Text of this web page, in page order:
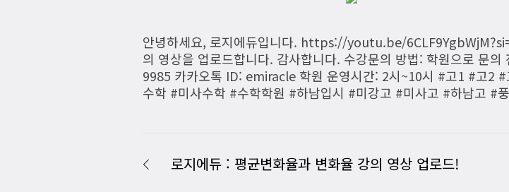
안녕하세요, 로지에듀입니다. https://youtu.be/
의 영상을 업로드합니다. 감사합니다. 수강문의 방법: 학원으로 문
9985 카카오톡 ID: emiracle 학원 운영시간: 2시~10시 #고1 #고2
수학 #미사수학 #수학학원 #하남입시 #미강고 #미사고 #하남고 #
로지에듀 : 평균변화율과 변화율 강의 영상 업로드!